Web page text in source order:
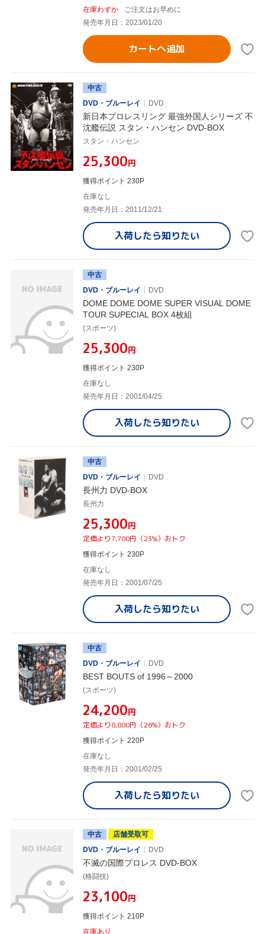
在庫わずか
ご注文はお早めに
発売年月日：2023/01/20
カートへ追加
中古
DVD・ブルーレイ
DVD
新日本プロレスリング 最強外国人シリーズ 不
沈艦伝説 スタン・ハンセン DVD-BOX
スタン・ハンセン
¥25,300円
獲得ポイント 230P
在庫なし
発売年月日：2011/12/21
入荷したら知りたい
中古
DVD・ブルーレイ
DVD
DOME DOME DOME SUPER VISUAL DOME
TOUR SUPECIAL BOX 4枚組
(スポーツ)
¥25,300円
獲得ポイント 230P
在庫なし
発売年月日：2001/04/25
入荷したら知りたい
中古
DVD・ブルーレイ
DVD
長州力 DVD-BOX
長州力
¥25,300円
定価より7,700円（23%）おトク
獲得ポイント 230P
在庫なし
発売年月日：2001/07/25
入荷したら知りたい
中古
DVD・ブルーレイ
DVD
BEST BOUTS of 1996～2000
(スポーツ)
¥24,200円
定価より8,800円（26%）おトク
獲得ポイント 220P
在庫なし
発売年月日：2001/02/25
入荷したら知りたい
中古
店舗受取可
DVD・ブルーレイ
DVD
不滅の国際プロレス DVD-BOX
(格闘技)
¥23,100円
獲得ポイント 210P
在庫あり